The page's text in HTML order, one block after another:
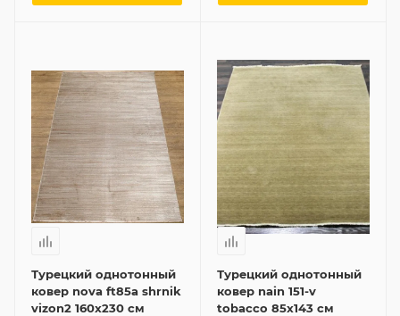
Турецкий однотонный
ковер nova ft85a shrnik
vizon2 160x230 см
Турецкий однотонный
ковер nain 151-v
tobacco 85x143 см